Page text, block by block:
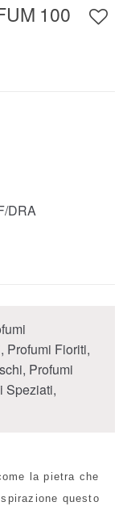
100
DRA
Profumi Fioriti,
Profumi
Speziati,
la pietra che
questo